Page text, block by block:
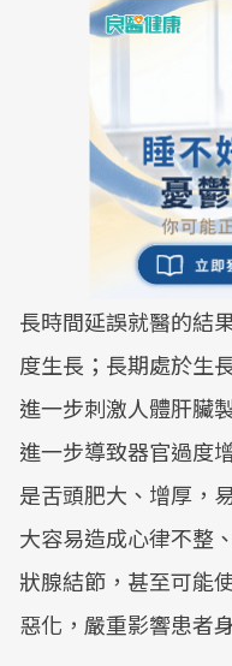
長時間延誤就醫的結
度生長；長期處於生
進一步刺激人體肝臟
進一步導致器官過度
是舌頭肥大、增厚，
大容易造成心律不整
狀腺結節，甚至可能
惡化，嚴重影響患者